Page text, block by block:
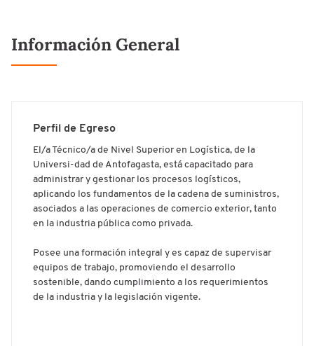
Información General
Perfil de Egreso
El/a Técnico/a de Nivel Superior en Logística, de la
Universi-dad de Antofagasta, está capacitado para
administrar y gestionar los procesos logísticos,
aplicando los fundamentos de la cadena de suministros,
asociados a las operaciones de comercio exterior, tanto
en la industria pública como privada.
Posee una formación integral y es capaz de supervisar
equipos de trabajo, promoviendo el desarrollo
sostenible, dando cumplimiento a los requerimientos
de la industria y la legislación vigente.